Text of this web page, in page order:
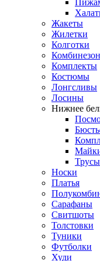
Жакеты
Жилетки
Колготки
Комплекты
Костюмы
Лонгсливы
Лосины
Нижнее
Трусы
Носки
Платья
Сарафаны
Свитшоты
Толстовки
Туники
Футболки
Худи